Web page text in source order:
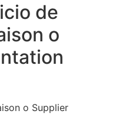
de
o
o Supplier